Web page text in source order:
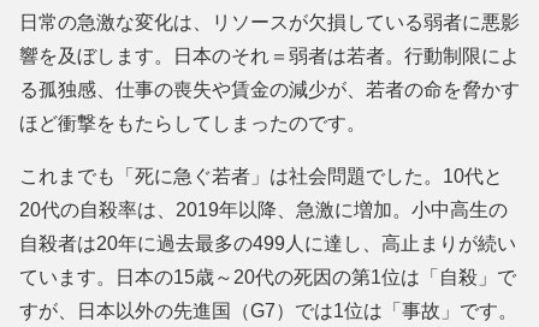
日常の急激な変化は、リソースが欠損している弱者に悪影
響を及ぼします。日本のそれ＝弱者は若者。行動制限によ
る孤独感、仕事の喪失や賃金の減少が、若者の命を脅かす
ほど衝撃をもたらしてしまったのです。
これまでも「死に急ぐ若者」は社会問題でした。10代と
20代の自殺率は、2019年以降、急激に増加。小中高生の
自殺者は20年に過去最多の499人に達し、高止まりが続い
ています。日本の15歳～20代の死因の第1位は「自殺」で
すが、日本以外の先進国（G7）では1位は「事故」です。